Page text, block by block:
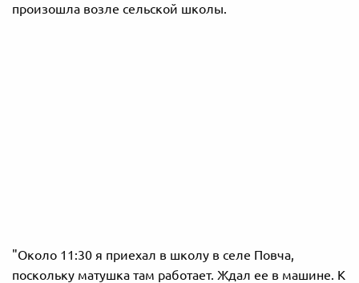
произошла возле сельской школы.
"Около 11:30 я приехал в школу в селе Повча,
поскольку матушка там работает. Ждал ее в машине. К